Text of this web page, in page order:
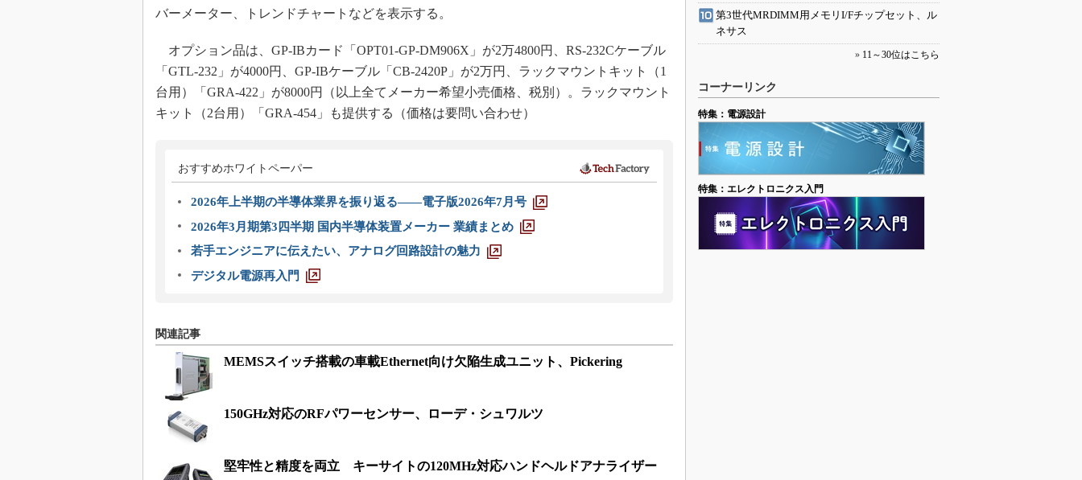
バーメーター、トレンドチャートなどを表示する。
オプション品は、GP-IBカード「OPT01-GP-DM906X」が2万4800円、RS-232Cケーブル
「GTL-232」が4000円、GP-IBケーブル「CB-2420P」が2万円、ラックマウントキット（1
台用）「GRA-422」が8000円（以上全てメーカー希望小売価格、税別）。ラックマウント
キット（2台用）「GRA-454」も提供する（価格は要問い合わせ）
おすすめホワイトペーパー
2026年上半期の半導体業界を振り返る――電子版2026年7月号
2026年3月期第3四半期 国内半導体装置メーカー 業績まとめ
若手エンジニアに伝えたい、アナログ回路設計の魅力
デジタル電源再入門
関連記事
MEMSスイッチ搭載の車載Ethernet向け欠陥生成ユニット、Pickering
150GHz対応のRFパワーセンサー、ローデ・シュワルツ
堅牢性と精度を両立 キーサイトの120MHz対応ハンドヘルドアナライザー
第3世代MRDIMM用メモリI/Fチップセット、ル
ネサス
» 11～30位はこちら
コーナーリンク
特集：電源設計
特集：エレクトロニクス入門